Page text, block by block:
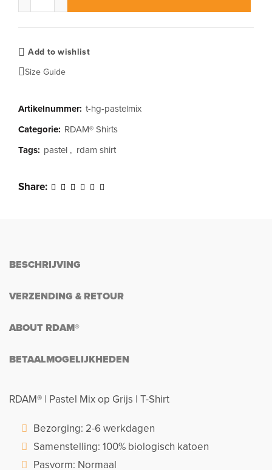
Add to wishlist
Size Guide
Artikelnummer: t-hg-pastelmix
Categorie: RDAM® Shirts
Tags: pastel , rdam shirt
Share
BESCHRIJVING
VERZENDING & RETOUR
ABOUT RDAM®
BETAALMOGELIJKHEDEN
RDAM® | Pastel Mix op Grijs | T-Shirt
Bezorging: 2-6 werkdagen
Samenstelling: 100% biologisch katoen
Pasvorm: Normaal